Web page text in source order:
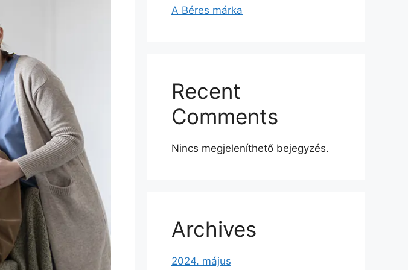
A Béres márka
Recent
Comments
Nincs megjeleníthető bejegyzés.
Archives
2024. május